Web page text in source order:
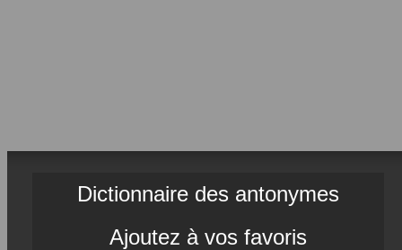
Dictionnaire des antonymes
Ajoutez à vos favoris